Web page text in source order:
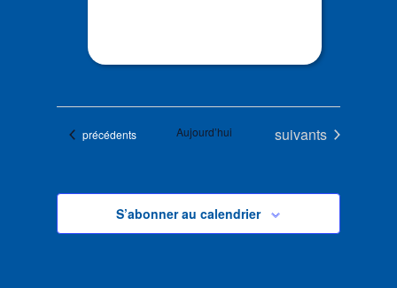
Évènements
précédents Aujourd’hui Évènements
suivants
S’abonner au calendrier